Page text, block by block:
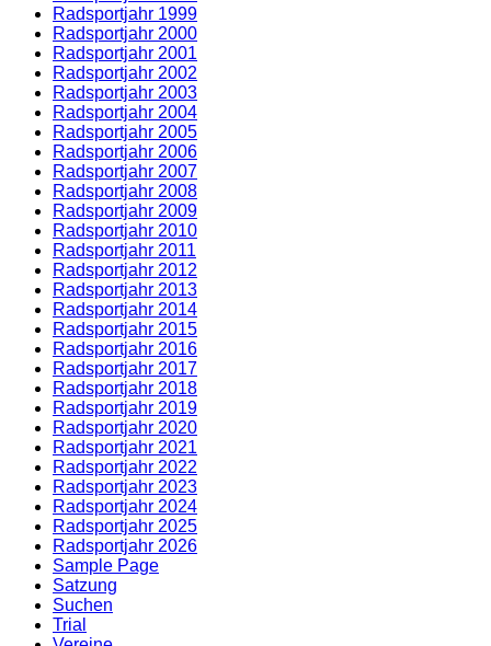
Radsportjahr 1999
Radsportjahr 2000
Radsportjahr 2001
Radsportjahr 2002
Radsportjahr 2003
Radsportjahr 2004
Radsportjahr 2005
Radsportjahr 2006
Radsportjahr 2007
Radsportjahr 2008
Radsportjahr 2009
Radsportjahr 2010
Radsportjahr 2011
Radsportjahr 2012
Radsportjahr 2013
Radsportjahr 2014
Radsportjahr 2015
Radsportjahr 2016
Radsportjahr 2017
Radsportjahr 2018
Radsportjahr 2019
Radsportjahr 2020
Radsportjahr 2021
Radsportjahr 2022
Radsportjahr 2023
Radsportjahr 2024
Radsportjahr 2025
Radsportjahr 2026
Sample Page
Satzung
Suchen
Trial